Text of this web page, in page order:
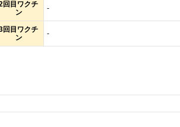
回目ワクチ
ン
-
回目ワクチ
ン
-